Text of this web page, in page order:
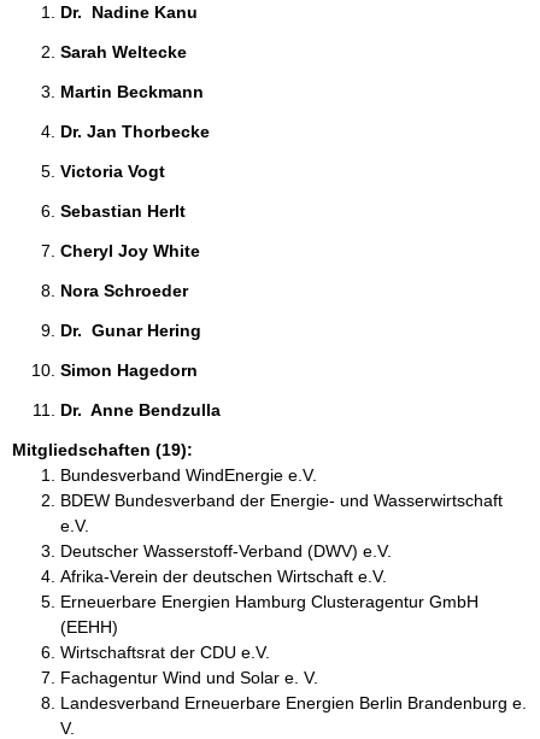
Dr.  Nadine Kanu
Sarah Weltecke
Martin Beckmann
Dr. Jan Thorbecke
Victoria Vogt
Sebastian Herlt
Cheryl Joy White
Nora Schroeder
Dr.  Gunar Hering
Simon Hagedorn
Dr.  Anne Bendzulla
Mitgliedschaften (19):
Bundesverband WindEnergie e.V.
BDEW Bundesverband der Energie- und Wasserwirtschaft
e.V.
Deutscher Wasserstoff-Verband (DWV) e.V.
Afrika-Verein der deutschen Wirtschaft e.V.
Erneuerbare Energien Hamburg Clusteragentur GmbH
(EEHH)
Wirtschaftsrat der CDU e.V.
Fachagentur Wind und Solar e. V.
Landesverband Erneuerbare Energien Berlin Brandenburg e.
V.